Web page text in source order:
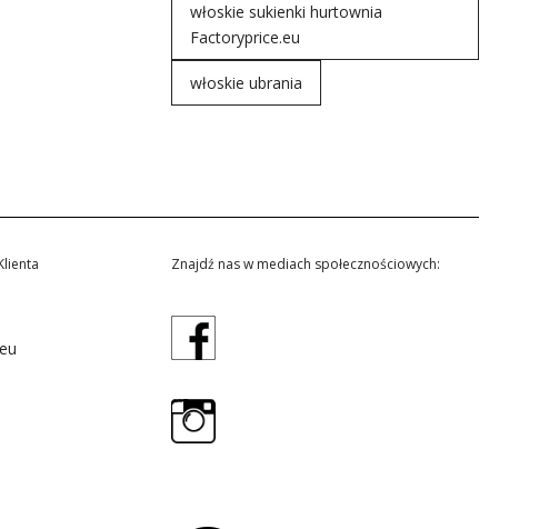
włoskie sukienki hurtownia
Factoryprice.eu
włoskie ubrania
Znajdź nas w mediach społecznościowych: